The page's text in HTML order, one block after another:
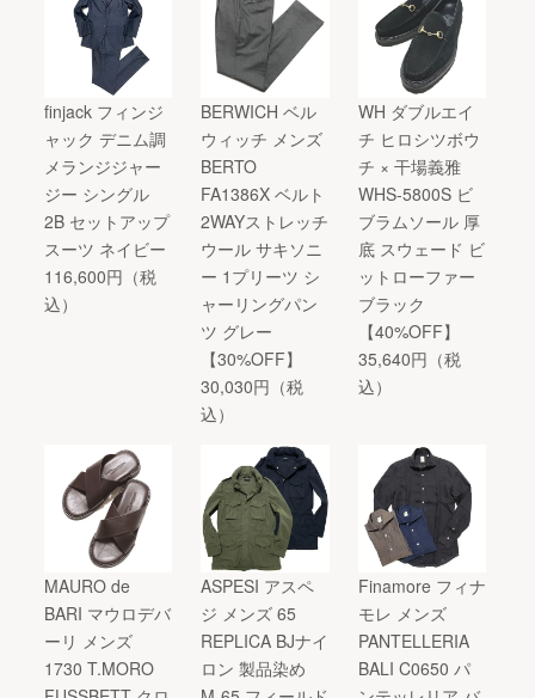
finjack フィンジ
ャック デニム調
メランジジャー
ジー シングル
2B セットアップ
スーツ ネイビー
116,600円（税
込）
BERWICH ベル
ウィッチ メンズ
BERTO
FA1386X ベルト
2WAYストレッチ
ウール サキソニ
ー 1プリーツ シ
ャーリングパン
ツ グレー
【30%OFF】
30,030円（税
込）
WH ダブルエイ
チ ヒロシツボウ
チ × 干場義雅
WHS-5800S ビ
ブラムソール 厚
底 スウェード ビ
ットローファー
ブラック
【40%OFF】
35,640円（税
込）
MAURO de
BARI マウロデバ
ーリ メンズ
1730 T.MORO
ASPESI アスペ
ジ メンズ 65
REPLICA BJナイ
ロン 製品染め
Finamore フィナ
モレ メンズ
PANTELLERIA
BALI C0650 パ